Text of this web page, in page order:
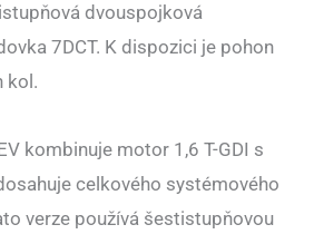
dvouspojková
7DCT. K dispozici je pohon
kol.
kombinuje motor 1,6 T-GDI s
celkového systémového
verze používá šestistupňovou